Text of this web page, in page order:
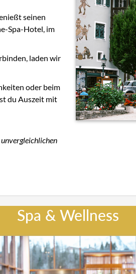
seinen
Spa-Hotel, im
laden wir
oder beim
du Auszeit mit
unvergleichlichen
Spa & Wellness